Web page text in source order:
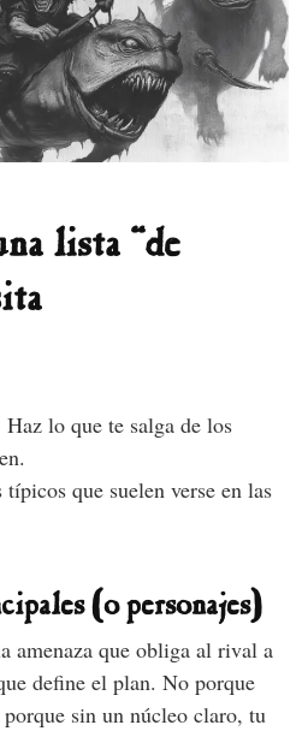
lista “de
lo que te salga de los
que suelen verse en las
(o personajes)
amenaza que obliga al rival a
define el plan. No porque
sin un núcleo claro, tu